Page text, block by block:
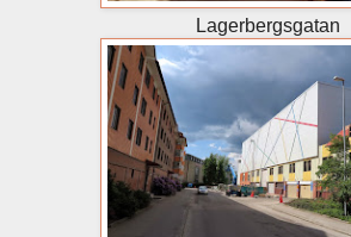
Lagerbergsgatan